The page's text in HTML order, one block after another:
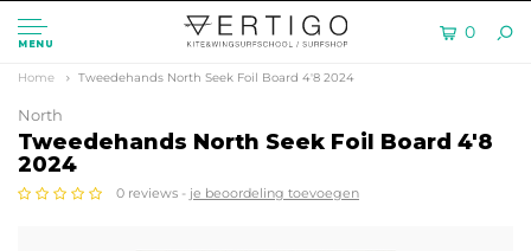
MENU
0
Home Tweedehands North Seek Foil Board 4'8 2024
North
Tweedehands North Seek Foil Board 4'8
2024
0 reviews - je beoordeling toevoegen